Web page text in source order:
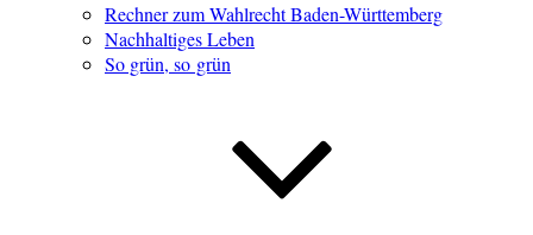
Rechner zum Wahlrecht Baden-Württemberg
Nachhaltiges Leben
So grün, so grün